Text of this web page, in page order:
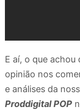
E aí, o que achou
opinião nos
e análises da
Proddigital POP